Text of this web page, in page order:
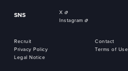
SNS X
Instagram
Recruit
Contact
Privacy Policy
Terms of Use
Legal Notice